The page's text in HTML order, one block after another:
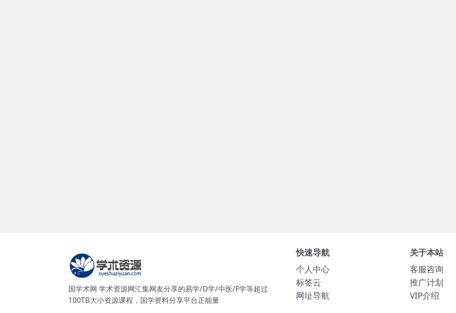
国学术网 学术资源网汇集网友分享的易学/D学/中医/F学等超过
100TB大小资源课程，国学资料分享平台正能量
快速导航
个人中心
标签云
网址导航
关于本站
客服咨询
推广计划
VIP介绍